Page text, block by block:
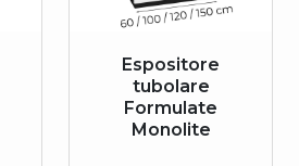
Espositore
tubolare
Formulate
Monolite